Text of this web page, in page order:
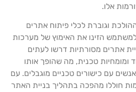
אלו.
וגוברת לכלי פיתוח אתרים
למשתמש הזינו את האימוץ של מערכות
אתרים מסורתיות דרשו לעתים
ומומחיות טכנית, מה שהופך אותו
עם כישורים טכניים מוגבלים. עם
חוללו מהפכה בתהליך בניית האתר